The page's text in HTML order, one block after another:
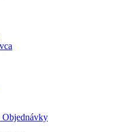
Objednávky